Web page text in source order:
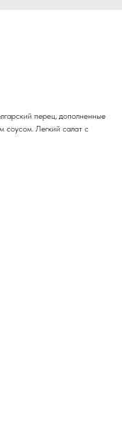
перец, дополненные
соусом. Легкий салат с